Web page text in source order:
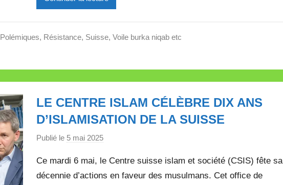
l
l
e
Polémiques, Résistance, Suisse, Voile burka niqab etc
LE CENTRE ISLAM CÉLÈBRE DIX ANS
D’ISLAMISATION DE LA SUISSE
Publié le 5 mai 2025p
r
M
Ce mardi 6 mai, le Centre suisse islam et société (CSIS) fête sa
décennie d’actions en faveur des musulmans. Cet office de